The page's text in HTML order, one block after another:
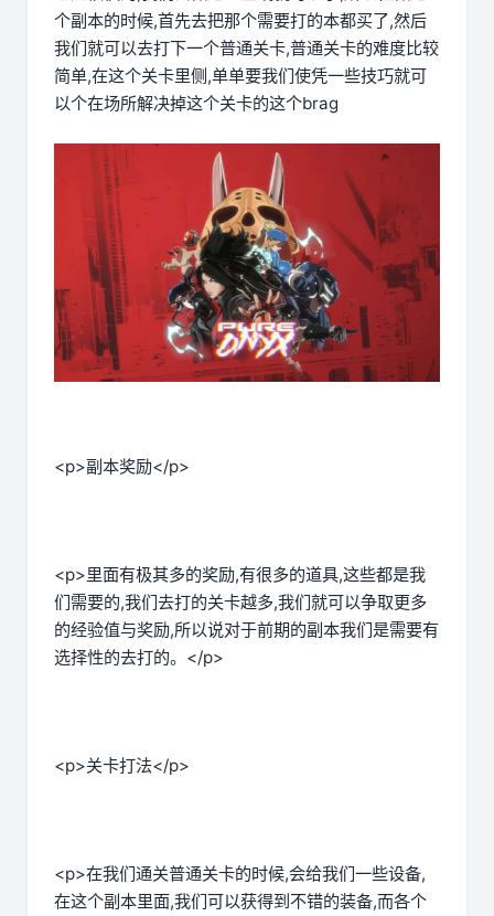
个副本的时候,首先去把那个需要打的本都买了,然后
我们就可以去打下一个普通关卡,普通关卡的难度比较
简单,在这个关卡里侧,单单要我们使凭一些技巧就可
以个在场所解决掉这个关卡的这个brag
<p>副本奖励</p>
<p>里面有极其多的奖励,有很多的道具,这些都是我
们需要的,我们去打的关卡越多,我们就可以争取更多
的经验值与奖励,所以说对于前期的副本我们是需要有
选择性的去打的。</p>
<p>关卡打法</p>
<p>在我们通关普通关卡的时候,会给我们一些设备,
在这个副本里面,我们可以获得到不错的装备,而各个